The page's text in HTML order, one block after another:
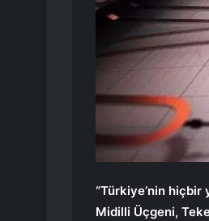
“Türkiye’nin
Midilli Üçgeni,